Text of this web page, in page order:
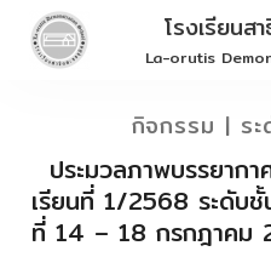
Skip
โรงเรียนส
La-orutis
กิจกรรม | ร
ประมวลภาพบรรยาก
เรียนที่ 1/2568 ระดับ
ที่ 14 – 18 กรกฎาคม